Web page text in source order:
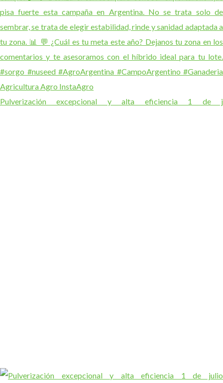
Pulverización excepcional y alta eficiencia 1 de j